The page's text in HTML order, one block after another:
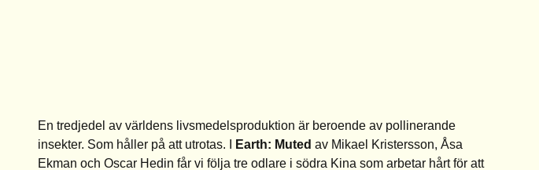
En tredjedel av världens livsmedelsproduktion är beroende av pollinerande
insekter. Som håller på att utrotas. I
Earth: Muted av Mikael Kristersson, Åsa
Ekman och Oscar Hedin får vi följa tre odlare i södra Kina som arbetar hårt för att